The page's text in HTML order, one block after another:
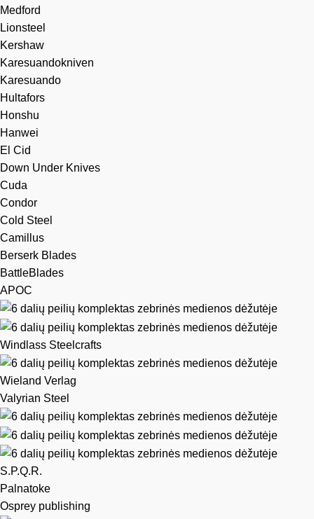
Medford
Lionsteel
Kershaw
Karesuandokniven
Karesuando
Hultafors
Honshu
Hanwei
El Cid
Down Under Knives
Cuda
Condor
Cold Steel
Camillus
Berserk Blades
BattleBlades
APOC
Windlass Steelcrafts
Wieland Verlag
Valyrian Steel
S.P.Q.R.
Palnatoke
Osprey publishing